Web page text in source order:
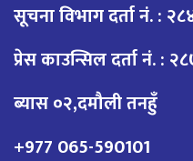
सूचना विभाग दर्ता नं. :
प्रेस काउन्सिल दर्ता नं. :
ब्यास ०२,दमौली तनहुँ
+977 065-590101